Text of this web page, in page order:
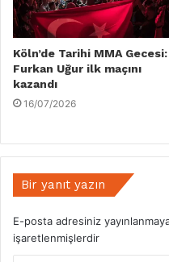
Köln’de Tarihi MMA Gecesi:
Furkan Uğur ilk maçını
kazandı
16/07/2026
Bir yanıt yazın
E-posta adresiniz
işaretlenmişlerdir